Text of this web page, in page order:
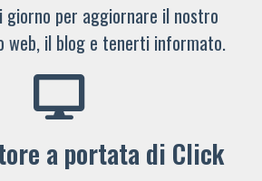
giorno per aggiornare il nostro
web, il blog e tenerti informato.
a portata di Click